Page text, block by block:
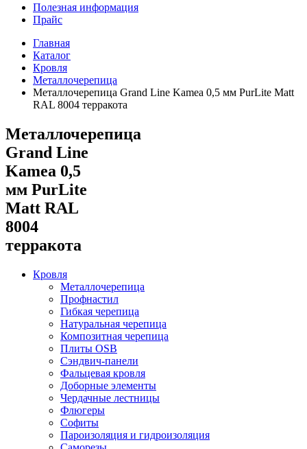
Полезная информация
Прайс
Главная
Каталог
Кровля
Металлочерепица
Металлочерепица Grand Line Kamea 0,5 мм PurLite Matt
RAL 8004 терракота
Металлочерепица
Grand Line
Kamea 0,5
мм PurLite
Matt RAL
8004
терракота
Кровля
Металлочерепица
Профнастил
Гибкая черепица
Натуральная черепица
Композитная черепица
Плиты OSB
Сэндвич-панели
Фальцевая кровля
Доборные элементы
Чердачные лестницы
Флюгеры
Софиты
Пароизоляция и гидроизоляция